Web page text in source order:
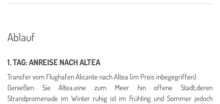
Ablauf
1. TAG: ANREISE NACH ALTEA
Transfer vom Flughafen Alicante nach Altea (im Preis inbegegriffen)
Genießen Sie Altea,eine zum Meer hin offene Stadt,deren
Strandpromenade im Winter ruhig ist im Frühling und Sommer jedoch